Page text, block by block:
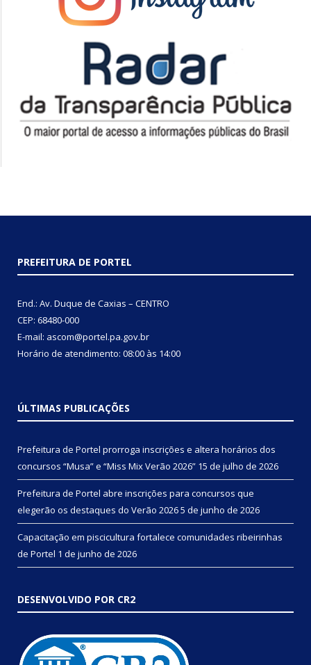
PREFEITURA DE PORTEL
End.: Av. Duque de Caxias – CENTRO
CEP: 68480-000
E-mail: ascom@portel.pa.gov.br
Horário de atendimento: 08:00 às 14:00
ÚLTIMAS PUBLICAÇÕES
Prefeitura de Portel prorroga inscrições e altera horários dos
concursos “Musa” e “Miss Mix Verão 2026” 15 de julho de 2026
Prefeitura de Portel abre inscrições para concursos que
elegerão os destaques do Verão 20265 de junho de 2026
Capacitação em piscicultura fortalece comunidades ribeirinhas
de Portel 1 de junho de 2026
DESENVOLVIDO POR CR2